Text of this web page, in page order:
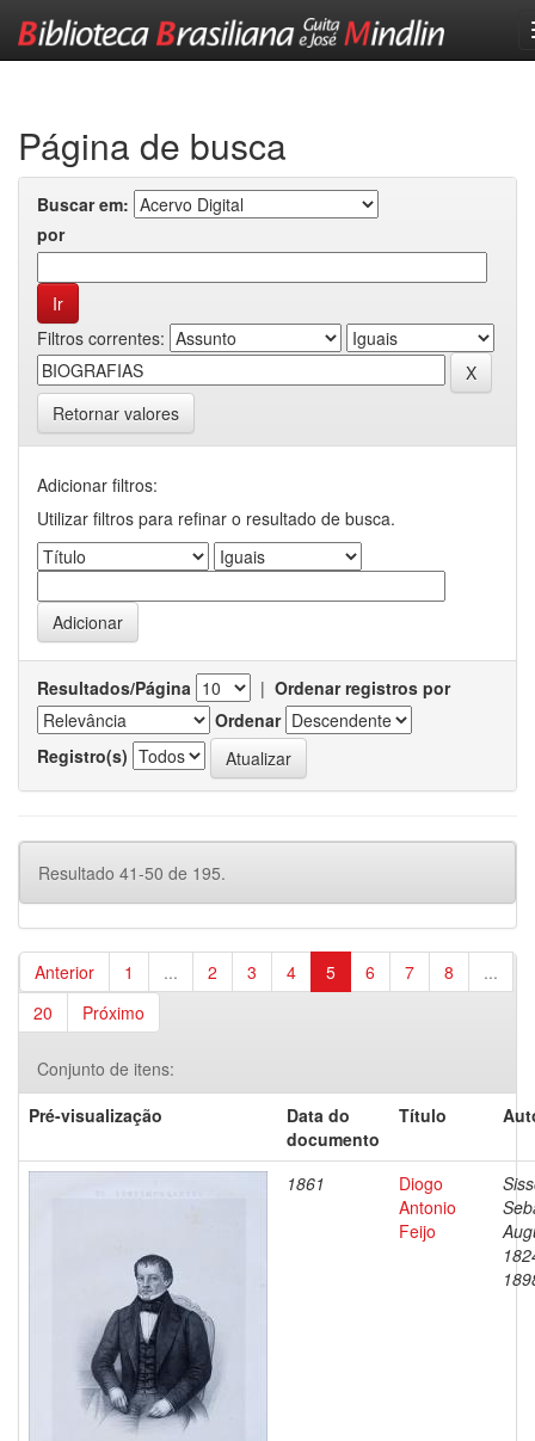
Página de busca
Buscar em:
por
Filtros correntes:
Retornar valores
Adicionar filtros:
Utilizar filtros para refinar o resultado de busca.
Resultados/Página | Ordenar registros por
Ordenar
Registro(s)
Resultado 41-50 de 195.
Anterior 1 ... 2 3 4 5 6 7 8
...
20
Próximo
Conjunto de itens:
Pré-visualização
Data do
documento
Título
1861
Diogo
Antonio
Feijo